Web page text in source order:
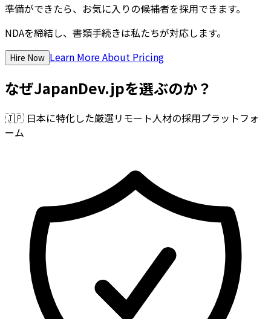
準備ができたら、お気に入りの候補者を採用できます。
NDAを締結し、書類手続きは私たちが対応します。
Hire Now Learn More About Pricing
なぜJapanDev.jpを選ぶのか？
🇯🇵 日本に特化した厳選リモート人材の採用プラットフォ
ーム